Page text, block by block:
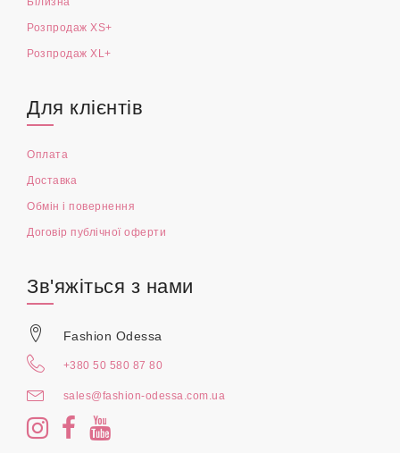
Розпродаж XS+
Розпродаж XL+
Для клієнтів
Оплата
Доставка
Обмін і повернення
Договір публічної оферти
Зв'яжіться з нами
Fashion Odessa
+380 50 580 87 80
sales@fashion-odessa.com.ua